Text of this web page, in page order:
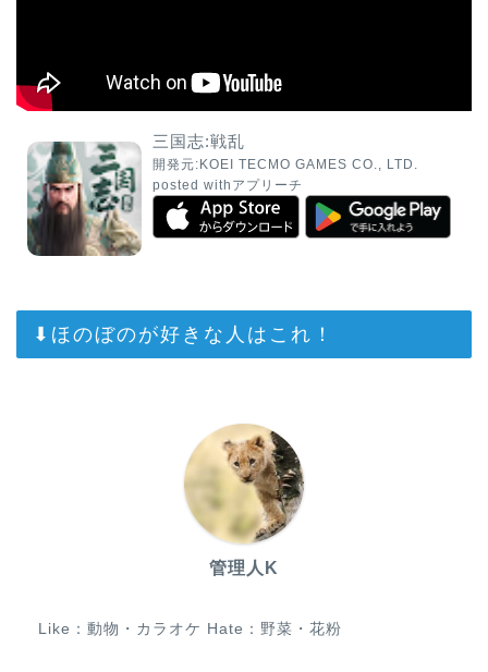
三国志:戦乱
開発元: KOEI TECMO GAMES CO., LTD.
posted with アプリーチ
⬇︎ほのぼのが好きな人はこれ！
管理人K
Like：動物・カラオケ Hate：野菜・花粉